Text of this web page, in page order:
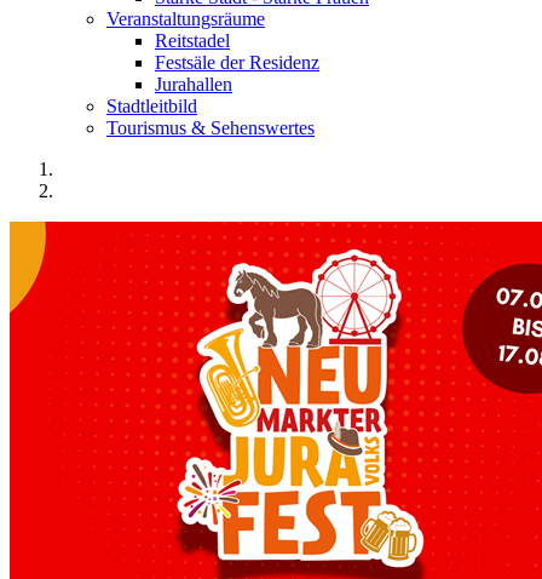
Veranstaltungsräume
Reitstadel
Festsäle der Residenz
Jurahallen
Stadtleitbild
Tourismus & Sehenswertes